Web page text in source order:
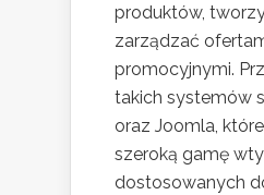
produktów,
zarządzać
promocyjnymi.
takich systemów
oraz Joomla,
szeroką gamę
dostosowanych